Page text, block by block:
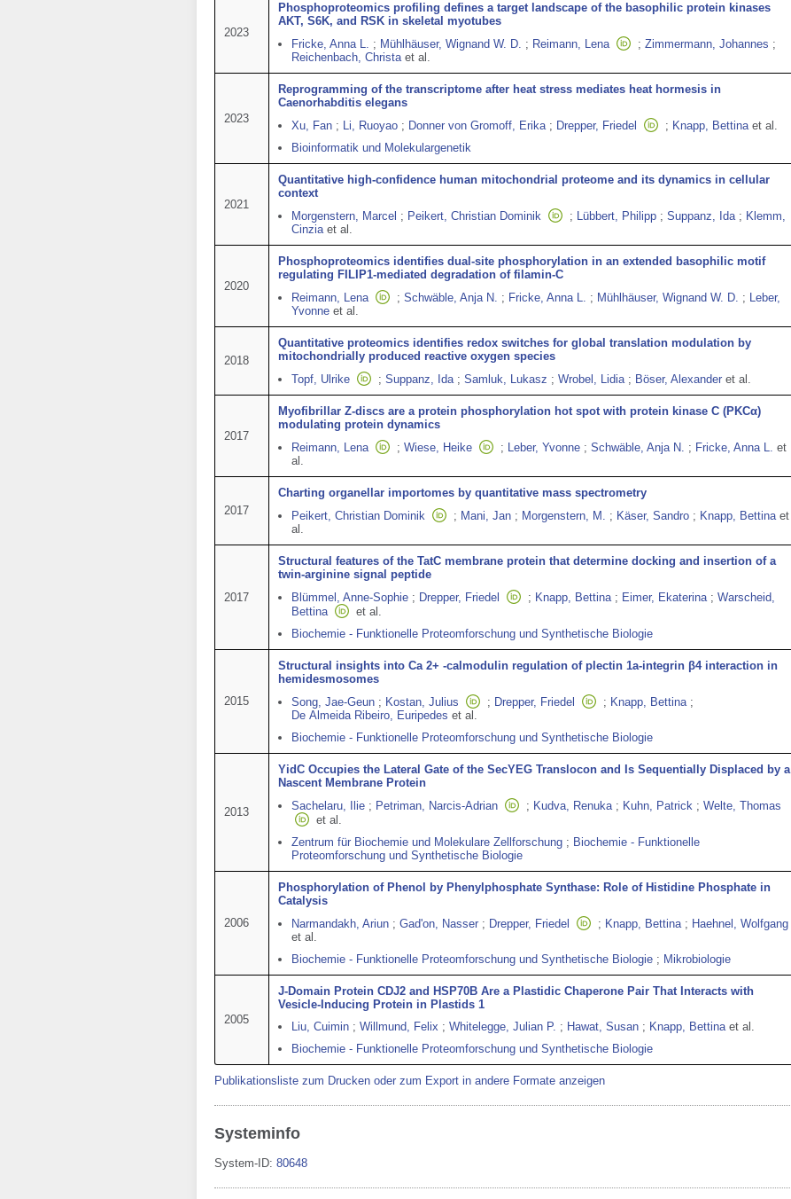
2023
Phosphoproteomics profiling defines a target landscape of the basophilic protein kinases
AKT, S6K, and RSK in skeletal myotubes
Fricke, Anna L. ; Mühlhäuser, Wignand W. D. ; Reimann, Lena ; Zimmermann, Johannes ;
Reichenbach, Christa et al.
2023
Reprogramming of the transcriptome after heat stress mediates heat hormesis in
Caenorhabditis elegans
Xu, Fan ; Li, Ruoyao ; Donner von Gromoff, Erika ; Drepper, Friedel ; Knapp, Bettina et al.
Bioinformatik und Molekulargenetik
2021
Quantitative high-confidence human mitochondrial proteome and its dynamics in cellular
context
Morgenstern, Marcel ; Peikert, Christian Dominik ; Lübbert, Philipp ; Suppanz, Ida ; Klemm,
Cinzia et al.
2020
Phosphoproteomics identifies dual-site phosphorylation in an extended basophilic motif
regulating FILIP1-mediated degradation of filamin-C
Reimann, Lena
; Schwäble, Anja N. ; Fricke, Anna L. ; Mühlhäuser, Wignand W. D. ; Leber,
Yvonne et al.
2018
Quantitative proteomics identifies redox switches for global translation modulation by
mitochondrially produced reactive oxygen species
Topf, Ulrike
; Suppanz, Ida ; Samluk, Lukasz ; Wrobel, Lidia ; Böser, Alexander et al.
2017
Myofibrillar Z-discs are a protein phosphorylation hot spot with protein kinase C (PKCα)
modulating protein dynamics
Reimann, Lena
; Wiese, Heike ; Leber, Yvonne ; Schwäble, Anja N. ; Fricke, Anna L. et
al.
2017
Charting organellar importomes by quantitative mass spectrometry
Peikert, Christian Dominik
; Mani, Jan ; Morgenstern, M. ; Käser, Sandro ; Knapp, Bettina et
al.
2017
Structural features of the TatC membrane protein that determine docking and insertion of a
twin-arginine signal peptide
Blümmel, Anne-Sophie ; Drepper, Friedel ; Knapp, Bettina ; Eimer, Ekaterina ; Warscheid,
Bettina
et al.
Biochemie - Funktionelle Proteomforschung und Synthetische Biologie
2015
Structural insights into Ca 2+ -calmodulin regulation of plectin 1a-integrin β4 interaction in
hemidesmosomes
Song, Jae-Geun ; Kostan, Julius ; Drepper, Friedel ; Knapp, Bettina ;
De Almeida Ribeiro, Euripedes et al.
Biochemie - Funktionelle Proteomforschung und Synthetische Biologie
2013
YidC Occupies the Lateral Gate of the SecYEG Translocon and Is Sequentially Displaced by a
Nascent Membrane Protein
Sachelaru, Ilie ; Petriman, Narcis-Adrian ; Kudva, Renuka ; Kuhn, Patrick ; Welte, Thomas
et al.
Zentrum für Biochemie und Molekulare Zellforschung ; Biochemie - Funktionelle
Proteomforschung und Synthetische Biologie
2006
Phosphorylation of Phenol by Phenylphosphate Synthase: Role of Histidine Phosphate in
Catalysis
Narmandakh, Ariun ; Gad'on, Nasser ; Drepper, Friedel ; Knapp, Bettina ; Haehnel, Wolfgang
et al.
Biochemie - Funktionelle Proteomforschung und Synthetische Biologie ; Mikrobiologie
2005
J-Domain Protein CDJ2 and HSP70B Are a Plastidic Chaperone Pair That Interacts with
Vesicle-Inducing Protein in Plastids 1
Liu, Cuimin ; Willmund, Felix ; Whitelegge, Julian P. ; Hawat, Susan ; Knapp, Bettina et al.
Biochemie - Funktionelle Proteomforschung und Synthetische Biologie
Publikationsliste zum Drucken oder zum Export in andere Formate anzeigen
Systeminfo
System-ID: 80648